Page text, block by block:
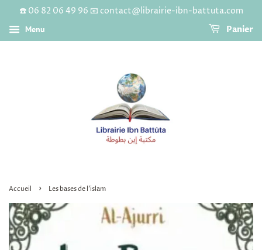
☎️ 06 82 06 49 96 📧 contact@librairie-ibn-battuta.com
Menu Panier
Accueil › Les bases de l'islam